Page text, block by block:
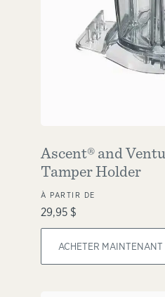
Ascent® and
Tamper Holder
À PARTIR DE
29,95 $
ACHETER MAINTENANT